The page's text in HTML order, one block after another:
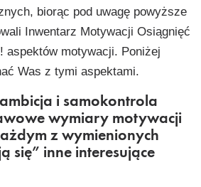
biorąc pod uwagę powyższe
Inwentarz Motywacji Osiągnięć
aspektów motywacji. Poniżej
Was z tymi aspektami.
i samokontrola
wymiary motywacji
z wymienionych
się” inne interesujące